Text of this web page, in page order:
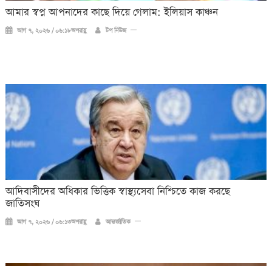
আমার স্বপ্ন আপনাদের কাছে দিয়ে গেলাম: ইলিয়াস কাঞ্চন
আগ ৭, ২০২৬ / ০৬:১৮অপরাহ্ণ টপ নিউজ
আদিবাসীদের অধিকার ভিত্তিক স্বাস্থ্যসেবা নিশ্চিতে কাজ করছে
জাতিসংঘ
আগ ৭, ২০২৬ / ০৬:১৩অপরাহ্ণ আন্তর্জাতিক